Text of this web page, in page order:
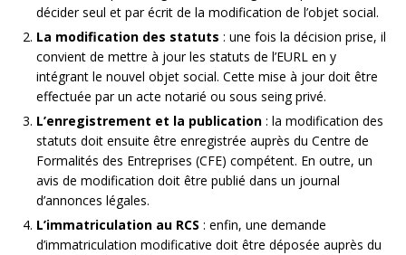
décider seul et par écrit de la modification de l’objet social.
La modification des statuts : une fois la décision prise, il
convient de mettre à jour les statuts de l’EURL en y
intégrant le nouvel objet social. Cette mise à jour doit être
effectuée par un acte notarié ou sous seing privé.
L’enregistrement et la publication : la modification des
statuts doit ensuite être enregistrée auprès du Centre de
Formalités des Entreprises (CFE) compétent. En outre, un
avis de modification doit être publié dans un journal
d’annonces légales.
L’immatriculation au RCS : enfin, une demande
d’immatriculation modificative doit être déposée auprès du